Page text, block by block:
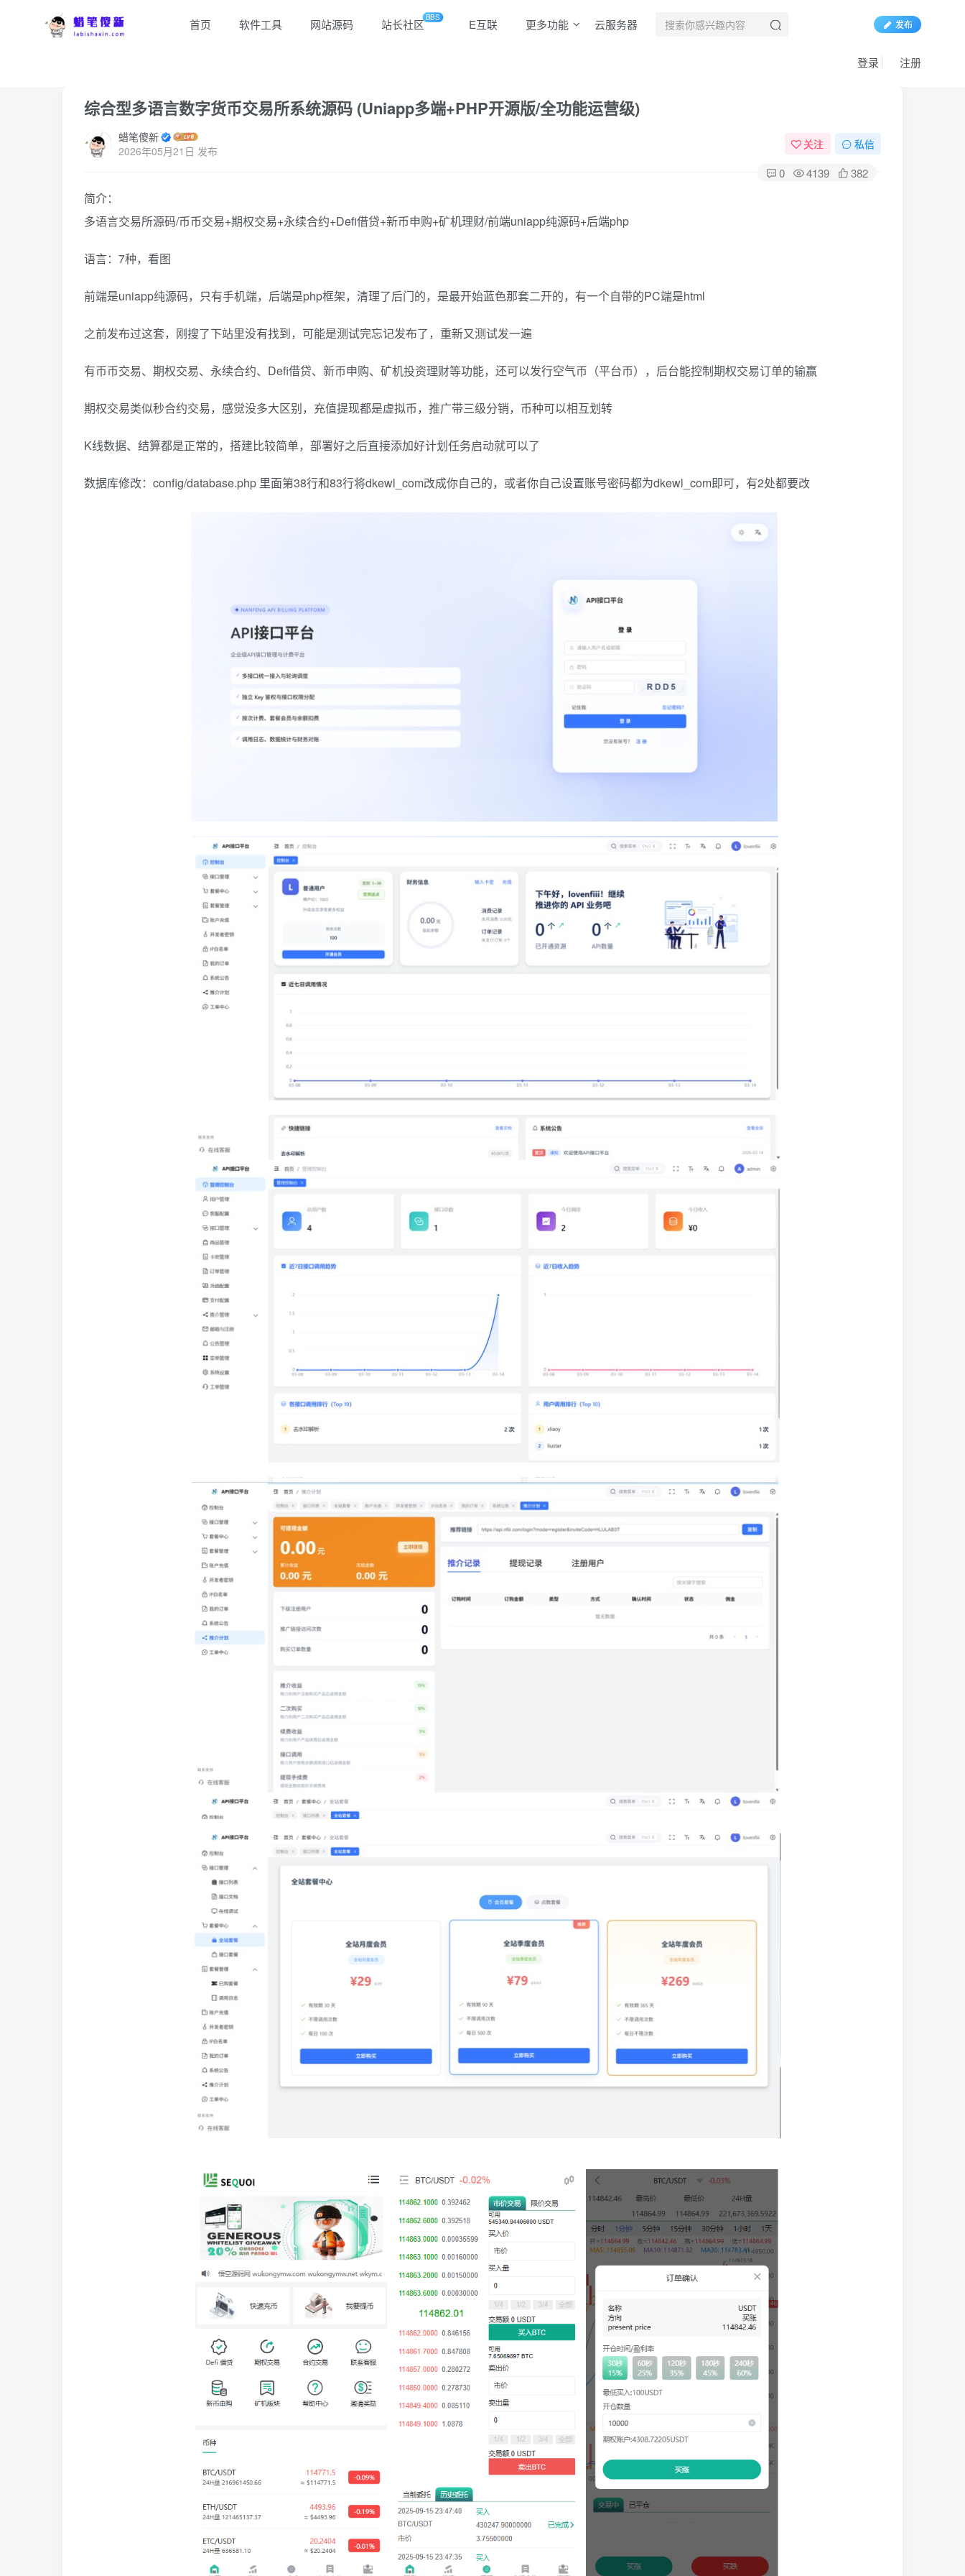
首页 软件工具 网站源码 站长社区BBS E互联 更多功能 云服务器 发布
登录 注册
综合型多语言数字货币交易所系统源码 (Uniapp多端+PHP开源版/全功能运营级)
蜡笔傻新
2026年05月21日 发布
关注 私信
0 4139 382
简介：
多语言交易所源码/币币交易+期权交易+永续合约+Defi借贷+新币申购+矿机理财/前端uniapp纯源码+后端php
语言：7种，看图
前端是uniapp纯源码，只有手机端，后端是php框架，清理了后门的，是最开始蓝色那套二开的，有一个自带的PC端是html
之前发布过这套，刚搜了下站里没有找到，可能是测试完忘记发布了，重新又测试发一遍
有币币交易、期权交易、永续合约、Defi借贷、新币申购、矿机投资理财等功能，还可以发行空气币（平台币），后台能控制期权交易订单的输赢
期权交易类似秒合约交易，感觉没多大区别，充值提现都是虚拟币，推广带三级分销，币种可以相互划转
K线数据、结算都是正常的，搭建比较简单，部署好之后直接添加好计划任务启动就可以了
数据库修改：config/database.php 里面第38行和83行将dkewl_com改成你自己的，或者你自己设置账号密码都为dkewl_com即可，有2处都要改